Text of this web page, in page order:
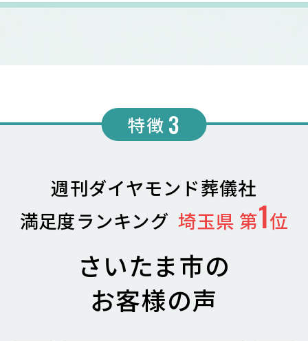
特徴 3
週刊ダイヤモンド葬儀社
満足度ランキング 埼玉県 第1位
さいたま市の
お客様の声